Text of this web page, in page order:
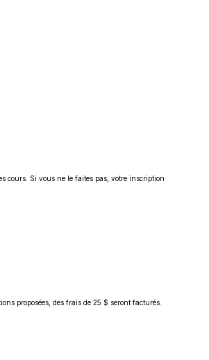
cours. Si vous ne le faites pas, votre inscription
proposées, des frais de 25 $ seront facturés.